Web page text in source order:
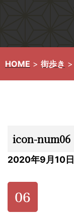
HOME > 街歩き >
icon-num06
2020年9月10日